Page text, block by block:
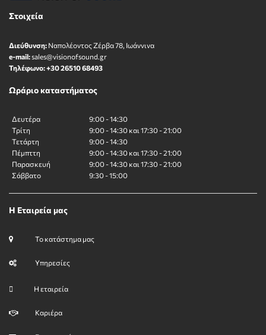
Στοιχεία
Διεύθυνση: Ναπολέοντος Zέρβα 78, Ιωάννινα
e-mail:sales@visionofsound.gr
Τηλέφωνο:+30 26510 68493
Ωράριο καταστήματος
Δευτέρα
9:00 - 14:30
Τρίτη
9:00 - 14:30 και 17:30 - 21:00
Τετάρτη
9:00 - 14:30
Πέμπττη
9:00 - 14:30 και 17:30 - 21:00
Παρασκευή
9:00 - 14:30 και 17:30 - 21:00
Σάββατο
9:30 - 15:00
Η Εταιρεία μας
Το κατάστημα μας
Υπηρεσίες
Η εταιρεία
Καριέρα